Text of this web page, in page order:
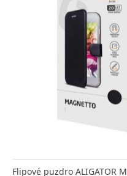
Flipové puzdro ALIGATOR